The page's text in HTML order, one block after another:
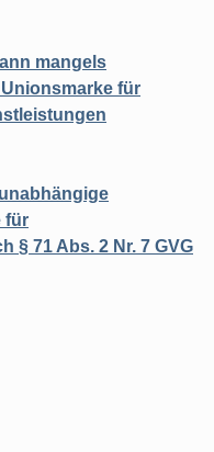
mangels
für
für
§ 71 Abs. 2 Nr. 7 GVG